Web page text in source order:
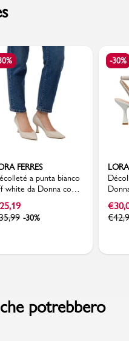
FERRES
a punta bianco
white da Donna con
a rocchetto 7,5 cm
Ferres
25,19
-30%
-30%
a
Ferres
€
€
potrebbero